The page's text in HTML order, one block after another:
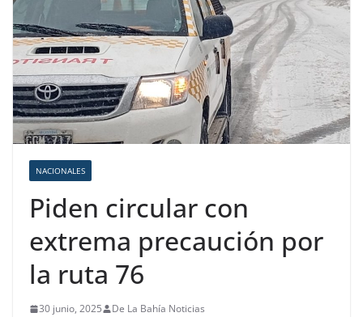
NACIONALES
Piden circular con
extrema precaución por
la ruta 76
30 junio, 2025 De La Bahía Noticias